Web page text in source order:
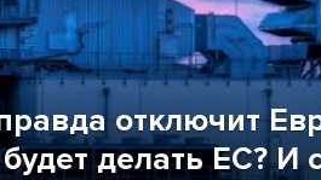
отключит
делать ЕС? И